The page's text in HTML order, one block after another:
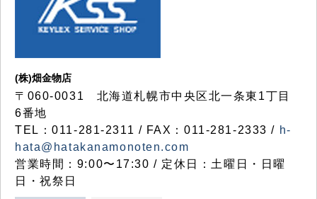
(株)畑金物店
〒060-0031 北海道札幌市中央区北一条東1丁目
6番地
TEL：011-281-2311 / FAX：011-281-2333 / h-
hata@hatakanamonoten.com
営業時間：9:00〜17:30 / 定休日：土曜日・日曜
日・祝祭日